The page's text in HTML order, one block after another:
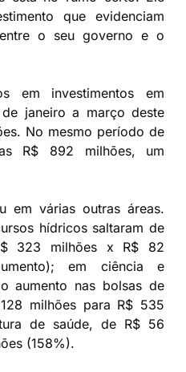
que evidenciam
o seu governo e o
em investimentos em
janeiro a março deste
No mesmo período de
R$ 892 milhões, um
em várias outras áreas.
hídricos saltaram de
323 milhões x R$ 82
em ciência e
aumento nas bolsas de
milhões para R$ 535
de saúde, de R$ 56
(158%).